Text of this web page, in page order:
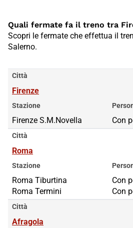
Quali fermate fa il treno tra
Scopri le fermate che effettua il
Salerno.
Città
Firenze
Stazione
Firenze S.M.Novella Con
Città
Roma
Stazione
Roma Tiburtina
Roma Termini
Con
Con
Città
Afragola